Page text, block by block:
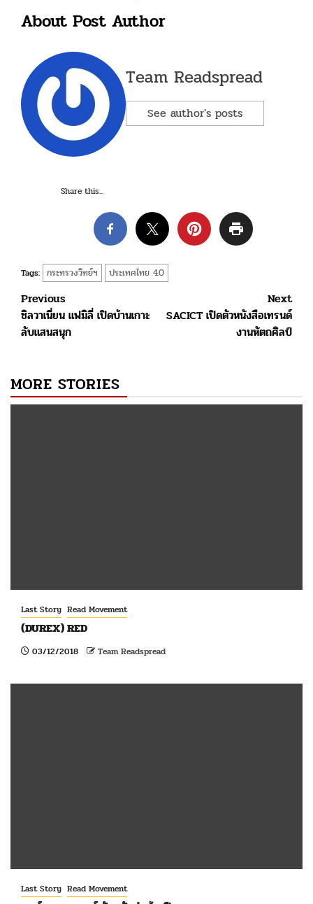
About Post Author
Team Readspread
See author's posts
Share this...
Tags: กระทรวงวิทย์ฯ ประเทศไทย 4.0
Post
navigation
Previous
ซิลวาเนี่ยน แฟมิลี่ เปิดบ้านเกาะ
ลับแสนสนุก
Next
SACICT เปิดตัวหนังสือเทรนด์
งานหัตถศิลป์
MORE STORIES
Last Story Read Movement
(DUREX) RED
03/12/2018 Team Readspread
Last Story Read Movement